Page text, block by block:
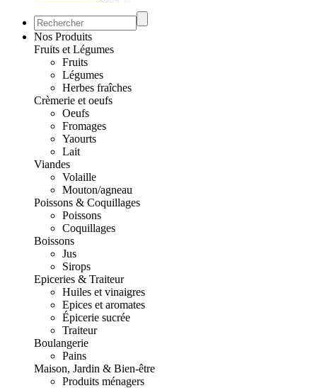
Nos Produits
Fruits et Légumes
Fruits
Légumes
Herbes fraîches
Crèmerie et oeufs
Oeufs
Fromages
Yaourts
Lait
Viandes
Volaille
Mouton/agneau
Poissons & Coquillages
Poissons
Coquillages
Boissons
Jus
Sirops
Epiceries & Traiteur
Huiles et vinaigres
Epices et aromates
Épicerie sucrée
Traiteur
Boulangerie
Pains
Maison, Jardin & Bien-être
Produits ménagers